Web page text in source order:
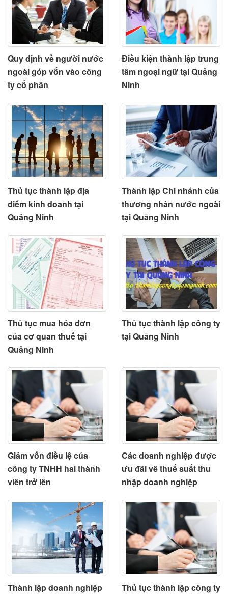
Quy định về người nước
ngoài góp vốn vào công
ty cổ phần
Điều kiện thành lập trung
tâm ngoại ngữ tại Quảng
Ninh
Thủ tục thành lập địa
điểm kinh doanh tại
Quảng Ninh
Thành lập Chi nhánh của
thương nhân nước ngoài
tại Quảng Ninh
Thủ tục mua hóa đơn
của cơ quan thuế tại
Quảng Ninh
Thủ tục thành lập công ty
tại Quảng Ninh
Giảm vốn điều lệ của
công ty TNHH hai thành
viên trở lên
Các doanh nghiệp được
ưu đãi về thuế suất thu
nhập doanh nghiệp
Thành lập doanh nghiệp
Thủ tục thành lập công ty